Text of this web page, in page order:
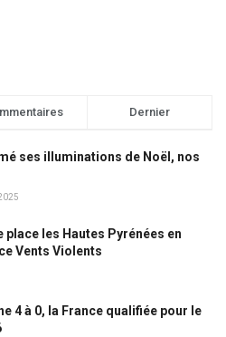
Dernier
ses illuminations de Noël, nos
place les Hautes Pyrénées en
Vents Violents
4 à 0, la France qualifiée pour le